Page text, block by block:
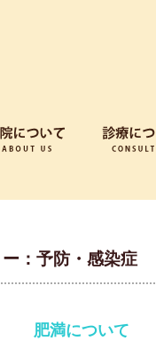
：予防・感染症
肥満について